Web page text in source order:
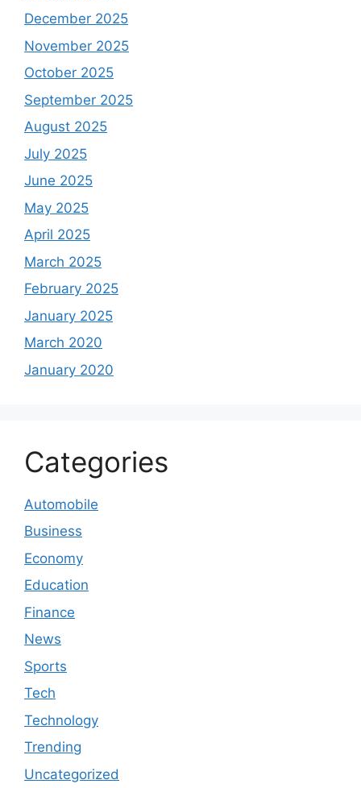
December 2025
November 2025
October 2025
September 2025
August 2025
July 2025
June 2025
May 2025
April 2025
March 2025
February 2025
January 2025
March 2020
January 2020
Categories
Automobile
Business
Economy
Education
Finance
News
Sports
Tech
Technology
Trending
Uncategorized